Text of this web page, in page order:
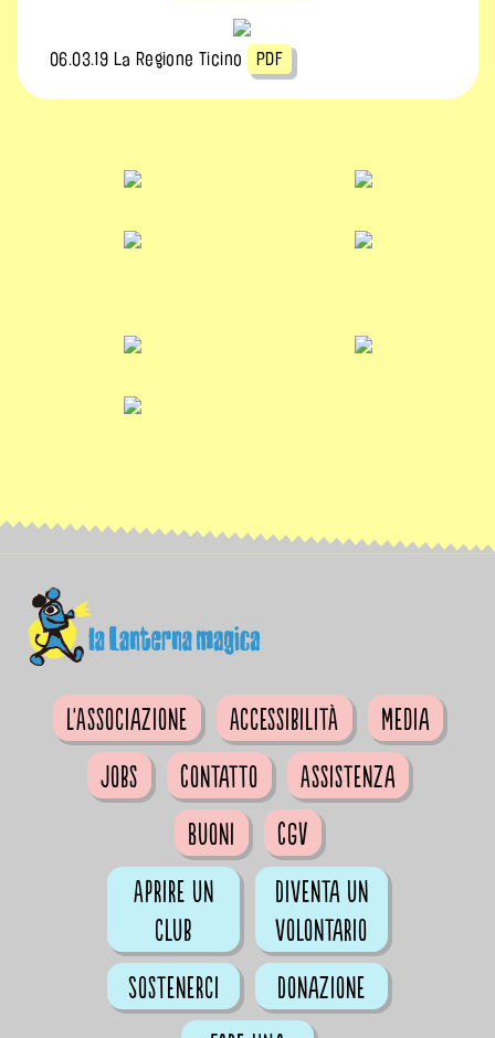
06.03.19 La Regione Ticino PDF
L'Associazione Accessibilità
Media
Jobs
Contatto
Assistenza
Buoni
CGV
Aprire un
club
Diventa un
volontario
Sostenerci
Donazione